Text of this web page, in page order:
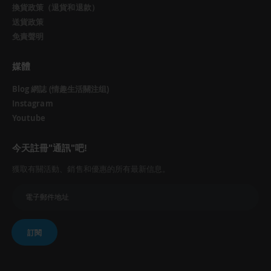
換貨政策（退貨和退款）
送貨政策
免責聲明
媒體
Blog 網誌 (情趣生活關注组)
Instagram
Youtube
今天註冊"通訊"吧!
獲取有關活動、銷售和優惠的所有最新信息。
訂閱